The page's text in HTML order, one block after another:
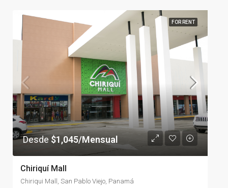
FOR RENT
Desde $1,045/Mensual
Chiriquí Mall
Chiriqui Mall, San Pablo Viejo, Panamá